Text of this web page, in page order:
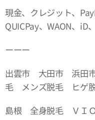
現金、クレジット、
QUICPay、WAON、iD
ーーー
出雲市 大田市 浜
毛 メンズ脱毛 ヒゲ
島根 全身脱毛 ＶＩ